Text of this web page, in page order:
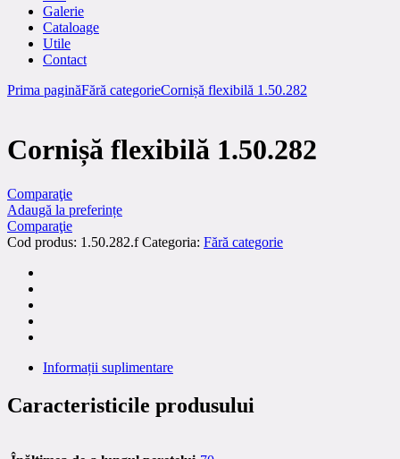
Galerie
Cataloage
Utile
Contact
Prima paginăFără categorieCornișă flexibilă 1.50.282
Cornișă flexibilă 1.50.282
Comparaţie
Adaugă la preferințe
Comparaţie
Cod produs: 1.50.282.f Categoria: Fără categorie
Informații suplimentare
Caracteristicile produsului